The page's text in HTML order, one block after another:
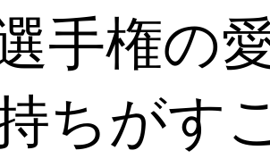
手権の
ちがす